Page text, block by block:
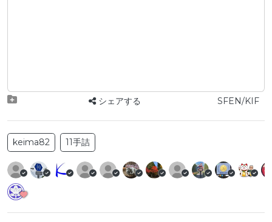
シェアする SFEN/KIF
keima82 11手詰